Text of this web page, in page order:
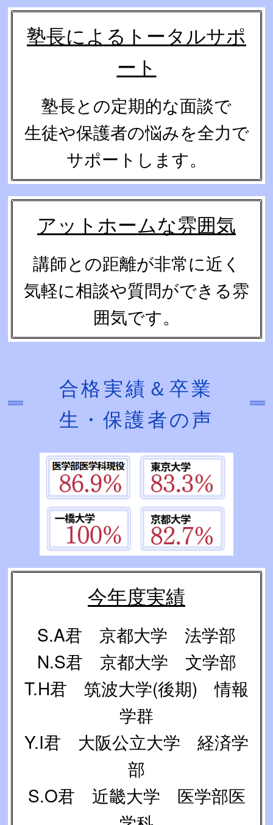
塾長によるトータルサポ
ート
塾長との定期的な面談で
生徒や保護者の悩みを全力で
サポートします。
アットホームな雰囲気
講師との距離が非常に近く
気軽に相談や質問ができる雰
囲気です。
合格実績＆卒業
生・保護者の声
今年度実績
S.A君 京都大学 法学部
N.S君 京都大学 文学部
T.H君 筑波大学(後期) 情報
学群
Y.I君 大阪公立大学 経済学
部
S.O君 近畿大学 医学部医